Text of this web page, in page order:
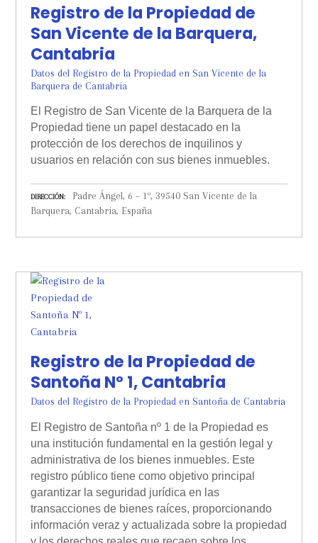
Registro de la Propiedad de
San Vicente de la Barquera,
Cantabria
Datos del Registro de la Propiedad en San Vicente de la
Barquera de Cantabria
El Registro de San Vicente de la Barquera de la
Propiedad tiene un papel destacado en la
protección de los derechos de inquilinos y
usuarios en relación con sus bienes inmuebles.
DIRECCIÓN
Padre Ángel, 6 – 1º, 39540 San Vicente de la
Barquera, Cantabria, España
Registro de la Propiedad de
Santoña Nº 1, Cantabria
Datos del Registro de la Propiedad en Santoña de Cantabria
El Registro de Santoña nº 1 de la Propiedad es
una institución fundamental en la gestión legal y
administrativa de los bienes inmuebles. Este
registro público tiene como objetivo principal
garantizar la seguridad jurídica en las
transacciones de bienes raíces, proporcionando
información veraz y actualizada sobre la propiedad